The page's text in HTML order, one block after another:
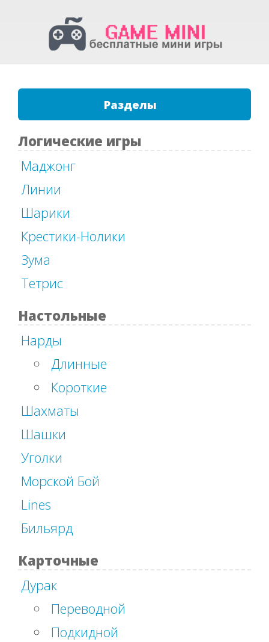
Разделы
Логические игры
Маджонг
Линии
Шарики
Крестики-Нолики
Зума
Тетрис
Настольные
Нарды
Длинные
Короткие
Шахматы
Шашки
Уголки
Морской Бой
Lines
Бильярд
Карточные
Дурак
Переводной
Подкидной